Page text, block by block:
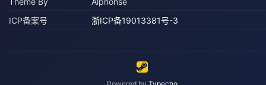
ICP备案号
浙ICP备19013381号-3